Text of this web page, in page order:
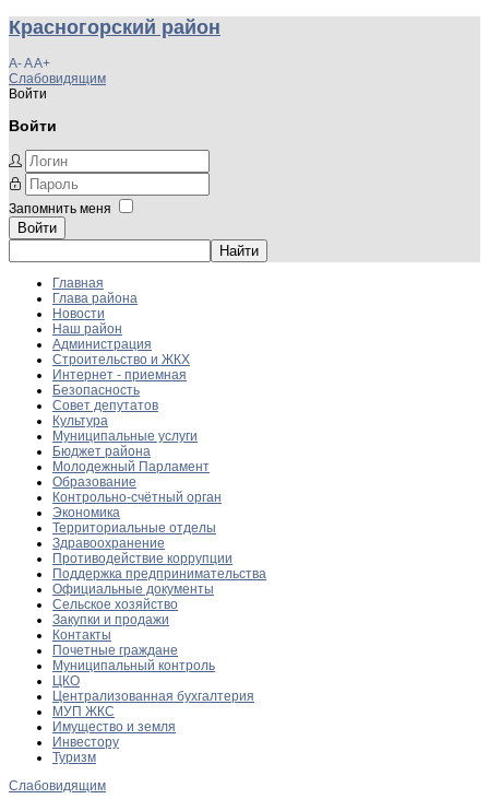
Красногорский район
A-AA+
Слабовидящим
Войти
Войти
Запомнить меня
Войти
Главная
Глава района
Новости
Наш район
Администрация
Строительство и ЖКХ
Интернет - приемная
Безопасность
Совет депутатов
Культура
Муниципальные услуги
Бюджет района
Молодежный Парламент
Образование
Контрольно-счётный орган
Экономика
Территориальные отделы
Здравоохранение
Противодействие коррупции
Поддержка предпринимательства
Официальные документы
Сельское хозяйство
Закупки и продажи
Контакты
Почетные граждане
Муниципальный контроль
ЦКО
Централизованная бухгалтерия
МУП ЖКС
Имущество и земля
Инвестору
Туризм
Слабовидящим